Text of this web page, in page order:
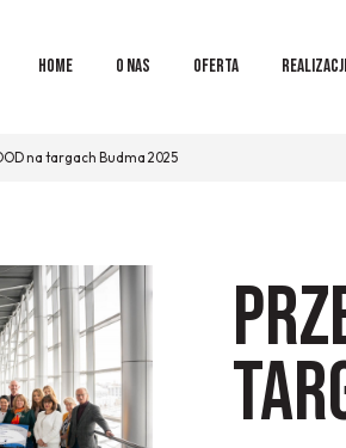
HOME O NAS OFERTA
na targach Budma 2025